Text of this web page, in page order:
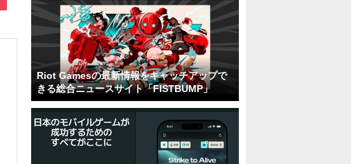
Riot Gamesの最新情報をキャッチアップで
きる総合ニュースサイト「FISTBUMP」